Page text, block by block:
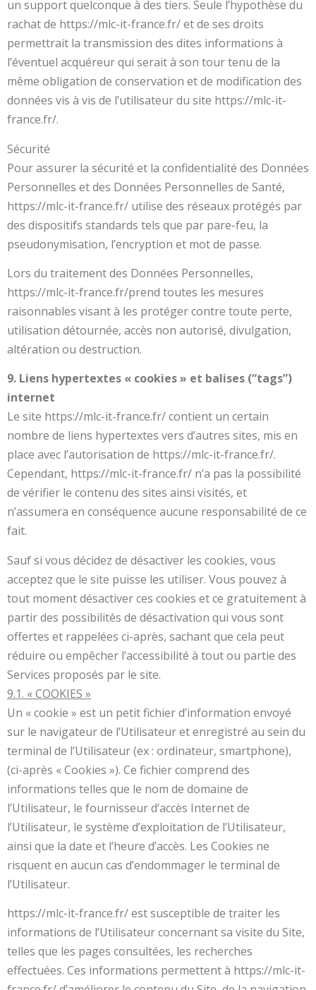
un support quelconque à des tiers. Seule l’hypothèse du
rachat de https://mlc-it-france.fr/ et de ses droits
permettrait la transmission des dites informations à
l’éventuel acquéreur qui serait à son tour tenu de la
même obligation de conservation et de modification des
données vis à vis de l’utilisateur du site https://mlc-it-
france.fr/.
Sécurité
Pour assurer la sécurité et la confidentialité des Données
Personnelles et des Données Personnelles de Santé,
https://mlc-it-france.fr/ utilise des réseaux protégés par
des dispositifs standards tels que par pare-feu, la
pseudonymisation, l’encryption et mot de passe.
Lors du traitement des Données Personnelles,
https://mlc-it-france.fr/prend toutes les mesures
raisonnables visant à les protéger contre toute perte,
utilisation détournée, accès non autorisé, divulgation,
altération ou destruction.
9. Liens hypertextes « cookies » et balises (“tags”)
internet
Le site https://mlc-it-france.fr/ contient un certain
nombre de liens hypertextes vers d’autres sites, mis en
place avec l’autorisation de https://mlc-it-france.fr/.
Cependant, https://mlc-it-france.fr/ n’a pas la possibilité
de vérifier le contenu des sites ainsi visités, et
n’assumera en conséquence aucune responsabilité de ce
fait.
Sauf si vous décidez de désactiver les cookies, vous
acceptez que le site puisse les utiliser. Vous pouvez à
tout moment désactiver ces cookies et ce gratuitement à
partir des possibilités de désactivation qui vous sont
offertes et rappelées ci-après, sachant que cela peut
réduire ou empêcher l’accessibilité à tout ou partie des
Services proposés par le site.
9.1. « COOKIES »
Un « cookie » est un petit fichier d’information envoyé
sur le navigateur de l’Utilisateur et enregistré au sein du
terminal de l’Utilisateur (ex : ordinateur, smartphone),
(ci-après « Cookies »). Ce fichier comprend des
informations telles que le nom de domaine de
l’Utilisateur, le fournisseur d’accès Internet de
l’Utilisateur, le système d’exploitation de l’Utilisateur,
ainsi que la date et l’heure d’accès. Les Cookies ne
risquent en aucun cas d’endommager le terminal de
l’Utilisateur.
https://mlc-it-france.fr/ est susceptible de traiter les
informations de l’Utilisateur concernant sa visite du Site,
telles que les pages consultées, les recherches
effectuées. Ces informations permettent à https://mlc-it-